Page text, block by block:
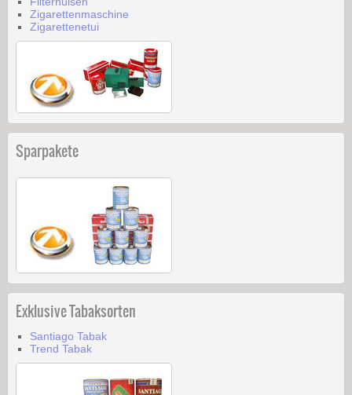
Zigarettenmaschine
Zigarettenetui
Sparpakete
Exklusive Tabaksorten
Santiago Tabak
Trend Tabak